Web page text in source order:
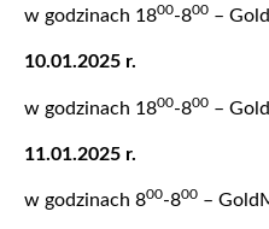
w godzinach 1800-800 –
10.01.2025 r.
w godzinach 1800-800 –
11.01.2025 r.
w godzinach 800-800 –